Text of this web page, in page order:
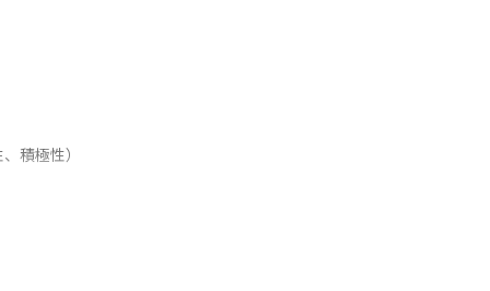
ワークスタイルの改善に繋がり、データ
ングで培ってきた変革実現のナレッジや
ます。
チュアのオープンなカルチャーを表す際
セス上、面談を実施しない場合がござい
積極性）